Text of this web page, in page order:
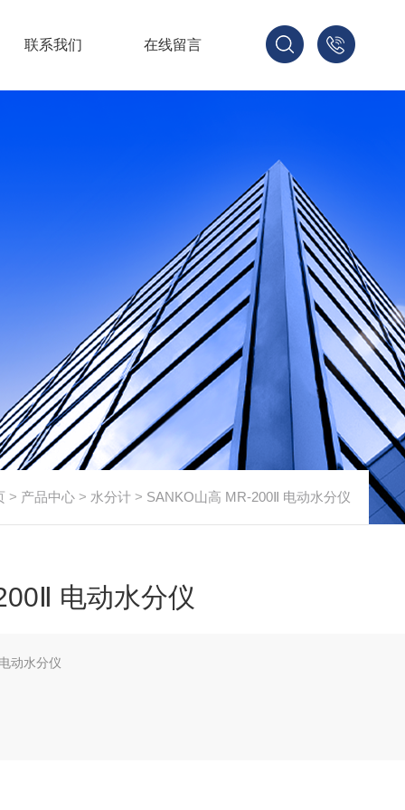
联系我们 在线留言
> 产品中心> 水分计> SANKO山高 MR-200Ⅱ 电动水分仪
电动水分仪
电动水分仪